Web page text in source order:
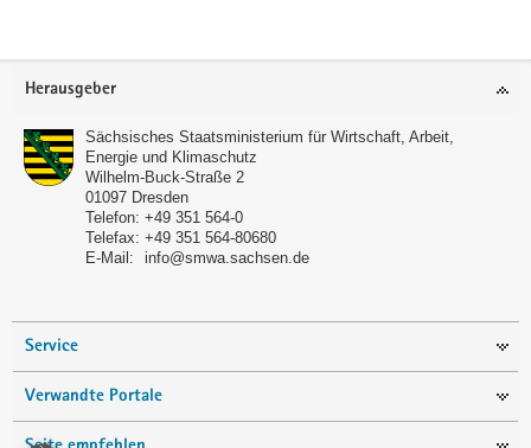
Service
Herausgeber
Sächsisches Staatsministerium für Wirtschaft, Arbeit,
Energie und Klimaschutz
Wilhelm-Buck-Straße 2
01097 Dresden
Telefon: +49 351 564-0
Telefax: +49 351 564-80680
E-Mail:
info@smwa.sachsen.de
Service
Verwandte Portale